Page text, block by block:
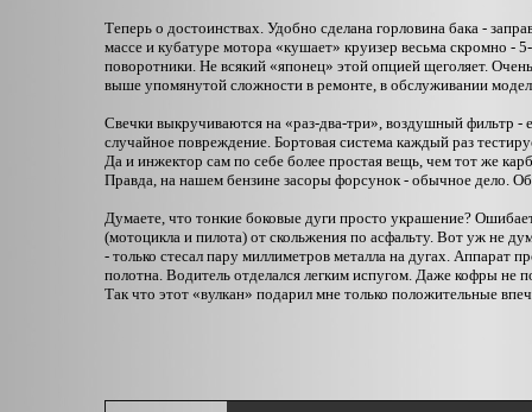
Теперь о достоинствах. Удобно сделана горловина бака -
массе и кубатуре мотора «кушает» круизер весьма скромно
поворотники. Не всякий «японец» этой опцией щеголяет.
выше упомянутой сложности в ремонте, в обслуживании
Свечки выкручиваются на «раз-два-три», воздушный фильтр
случайное повреждение. Бортовая система каждый раз
Да и инжектор сам по себе более простая вещь, чем тот же
Правда, на нашем бензине засоры форсунок - обычное дело.
Думаете, что тонкие боковые дуги просто украшение?
(мотоцикла и пилота) от скольжения по асфальту. Вот уж не
- только стесал пару миллиметров металла на дугах. Аппарат
полотна. Водитель отделался легким испугом. Даже кофры не
Так что этот «вулкан» подарил мне только положительные